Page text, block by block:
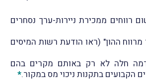
רווחים ממכירת ניירות-ערך נסחרים
ההון" (ראו הודעת רשות המיסים
חלה לא רק באותם מקרים בהם
הקבועים בתקנות ניכוי מס במקור.*